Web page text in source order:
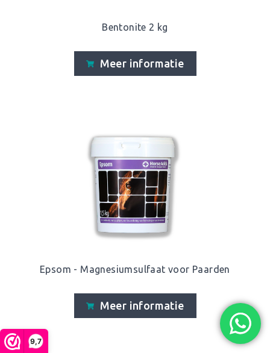
9,7
Bentonite 2 kg
Meer informatie
Epsom - Magnesiumsulfaat voor Paarden
Meer informatie